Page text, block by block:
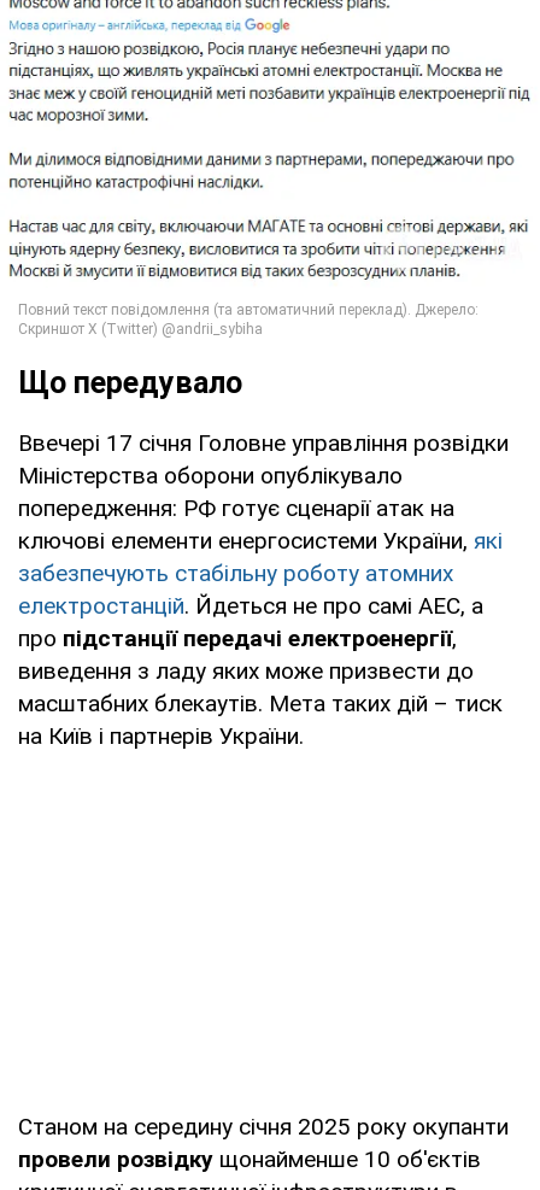
Що передувало
Ввечері 17 січня Головне управління розвідки
Міністерства оборони опублікувало
попередження: РФ готує сценарії атак на
ключові елементи енергосистеми України, які
забезпечують стабільну роботу атомних
електростанцій. Йдеться не про самі АЕС, а
про підстанції передачі електроенергії,
виведення з ладу яких може призвести до
масштабних блекаутів. Мета таких дій – тиск
на Київ і партнерів України.
Станом на середину січня 2025 року окупанти
провели розвідку щонайменше 10 об'єктів